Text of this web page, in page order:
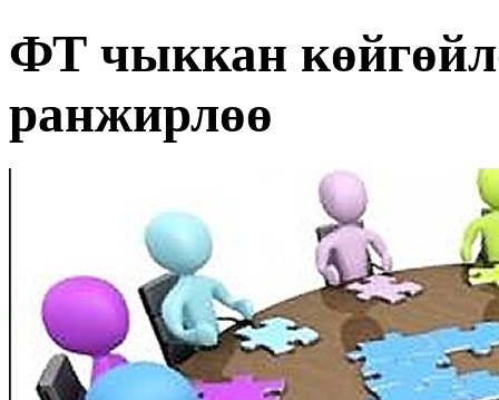
ФТ чыккан
ранжирлөө